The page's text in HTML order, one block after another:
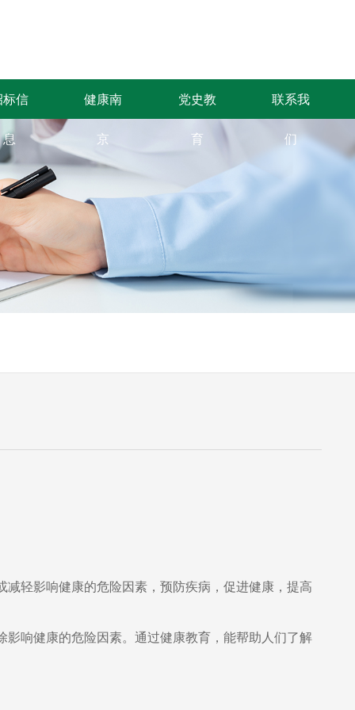
标信
息
健康南
京
党史教
育
联系我
们
轻影响健康的危险因素，预防疾病，促进健康，提高
响健康的危险因素。通过健康教育，能帮助人们了解